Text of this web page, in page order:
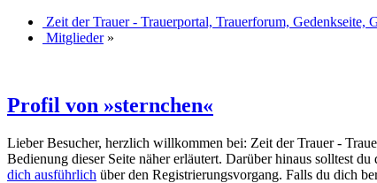
Zeit der Trauer - Trauerportal, Trauerforum, Gedenkseite,
Mitglieder»
Profil von »sternchen«
Lieber Besucher, herzlich willkommen bei: Zeit der Trauer -
Bedienung dieser Seite näher erläutert. Darüber hinaus solltest
dich ausführlich über den Registrierungsvorgang. Falls du dich